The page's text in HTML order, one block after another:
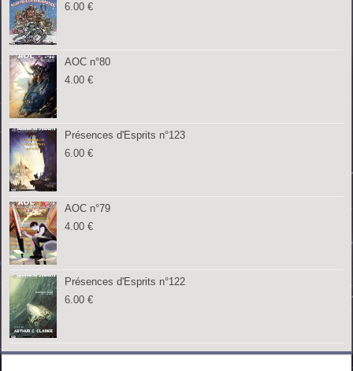
6.00€
AOC n°80
4.00€
Présences d'Esprits n°123
6.00€
AOC n°79
4.00€
Présences d'Esprits n°122
6.00€